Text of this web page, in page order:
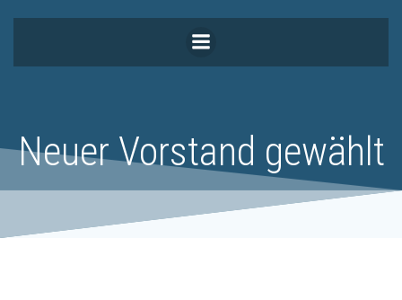
Inhalt
Neuer Vorstand gewählt